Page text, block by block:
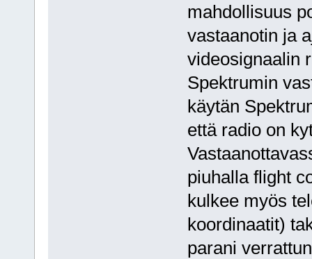
mahdollisuus
vastaanotin ja
videosignaalin
Spektrumin
käytän
että radio on
piuhalla flight
kulkee myös
koordinaatit)
parani